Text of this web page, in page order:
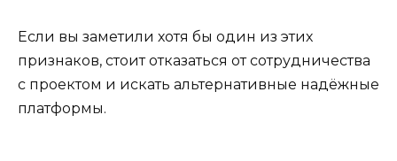
Если вы заметили хотя бы один из этих
признаков, стоит отказаться от сотрудничества
с проектом и искать альтернативные надёжные
платформы.